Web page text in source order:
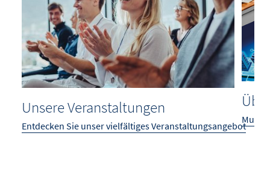
Unsere Veranstaltungen
Entdecken Sie unser vielfältiges Veranstaltungsangebot